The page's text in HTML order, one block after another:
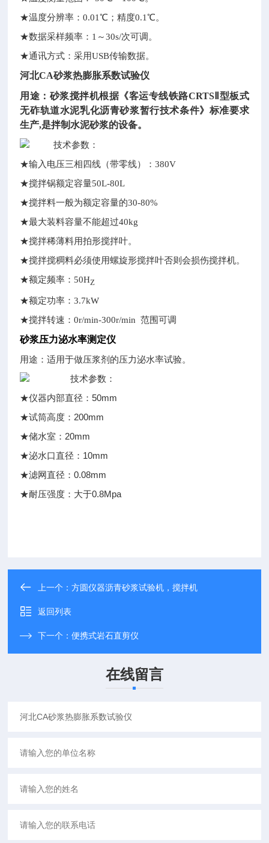
★温度分辨率：0.01℃；精度0.1℃。
★数据采样频率：1～30s/次可调。
★通讯方式：采用USB传输数据。
河北CA砂浆热膨胀系数试验仪
用途：砂浆搅拌机根据《客运专线铁路CRTSⅡ型板式
无砟轨道水泥乳化沥青砂浆暂行技术条件》标准要求
生产,是拌制水泥砂浆的设备。
技术参数：
★输入电压三相四线（带零线）：380V
★搅拌锅额定容量50L-80L
★搅拌料一般为额定容量的30-80%
★最大装料容量不能超过40kg
★搅拌稀薄料用拍形搅拌叶。
★搅拌搅稠料必须使用螺旋形搅拌叶否则会损伤搅拌机。
★额定频率：50HZ
★额定功率：3.7kW
★搅拌转速：0r/min-300r/min 范围可调
砂浆压力泌水率测定仪
用途：适用于做压浆剂的压力泌水率试验。
技术参数：
★仪器内部直径：50mm
★试筒高度： 200mm
★储水室： 20mm
★泌水口直径： 10mm
★滤网直径：0.08mm
★耐压强度：大于0.8Mpa
上一个：方圆仪器沥青砂浆试验机，搅拌机
返回列表
下一个：便携式岩石直剪仪
在线留言